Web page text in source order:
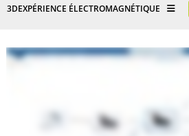
3DEXPÉRIENCE ÉLECTROMAGNÉTIQUE